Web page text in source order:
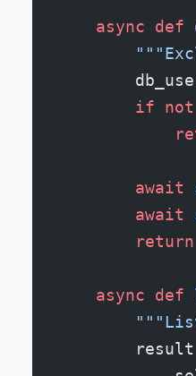
    async
def
        if
not
        await
        await
        return
    async
def
        result